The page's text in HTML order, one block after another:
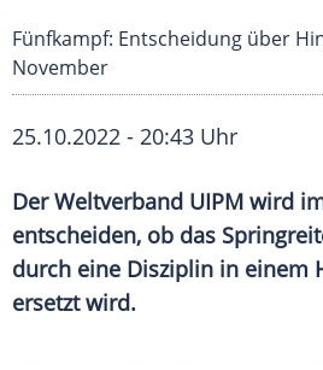
Fünfkampf: Entscheidung über
November
25.10.2022 - 20:43 Uhr
Der Weltverband UIPM wird
entscheiden, ob das
durch eine Disziplin in einem
ersetzt wird.